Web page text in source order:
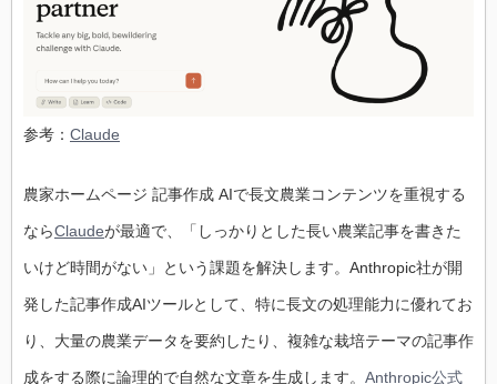
参考： Claude
農家ホームページ 記事作成 AIで長文農業コンテンツを重視する
ならClaudeが最適で、「しっかりとした長い農業記事を書きた
いけど時間がない」という課題を解決します。Anthropic社が開
発した記事作成AIツールとして、特に長文の処理能力に優れてお
り、大量の農業データを要約したり、複雑な栽培テーマの記事作
成をする際に論理的で自然な文章を生成します。 Anthropic公式